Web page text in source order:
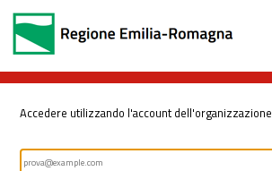
Accedere utilizzando l'account dell'organizzazione